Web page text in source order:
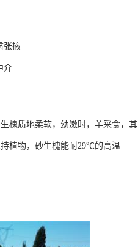
张掖
介
槐质地柔软，幼嫩时，羊采食，其
植物，砂生槐能耐29℃的高温